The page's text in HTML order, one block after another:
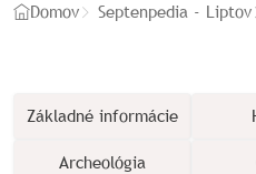
Domov Septenpedia - Liptov
Základné informácie
Archeológia